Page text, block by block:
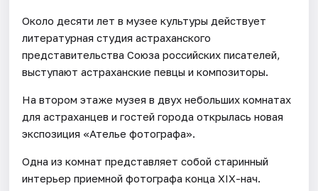
Около десяти лет в музее культуры действует
литературная студия астраханского
представительства Союза российских писателей,
выступают астраханские певцы и композиторы.
На втором этаже музея в двух небольших комнатах
для астраханцев и гостей города открылась новая
экспозиция «Ателье фотографа».
Одна из комнат представляет собой старинный
интерьер приемной фотографа конца XIX-нач.